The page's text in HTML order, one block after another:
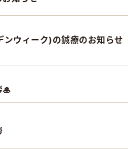
ンウィーク)の鍼療のお知らせ
🎍